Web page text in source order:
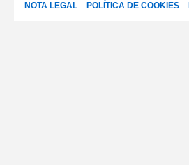
NOTA LEGAL POLÍTICA DE COOKIES